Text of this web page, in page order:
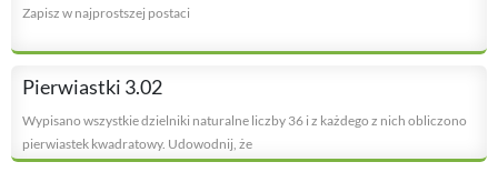
Zapisz w najprostszej postaci
Pierwiastki 3.02
Wypisano wszystkie dzielniki naturalne liczby 36 i z każdego z nich obliczono
pierwiastek kwadratowy. Udowodnij, że